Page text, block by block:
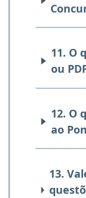
11. O
ou
12. O
ao
13.